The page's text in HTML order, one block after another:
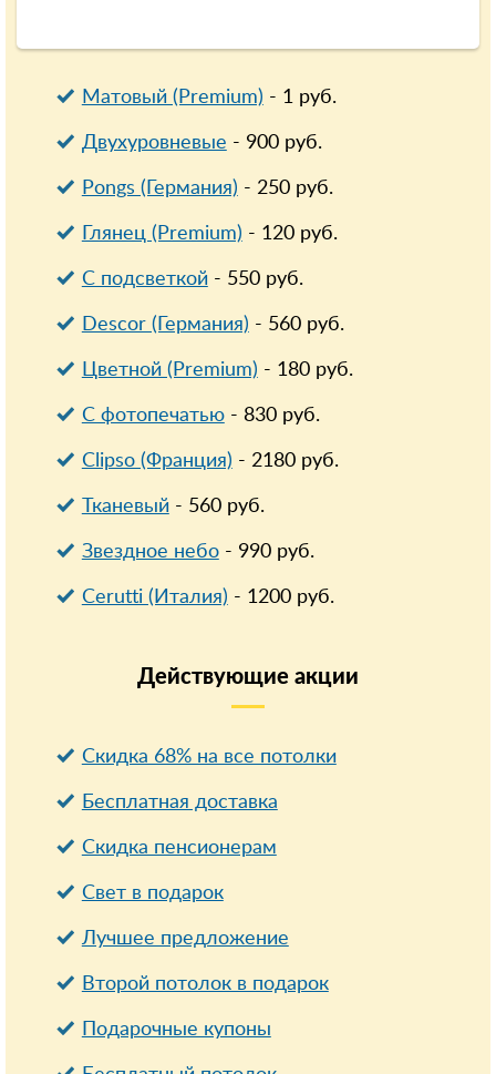
Матовый (Premium) - 1руб.
Двухуровневые - 900руб.
Pongs (Германия) - 250руб.
Глянец (Premium) - 120руб.
С подсветкой- 550руб.
Descor (Германия) - 560руб.
Цветной (Premium) - 180руб.
С фотопечатью- 830руб.
Clipso (Франция) - 2180руб.
Тканевый- 560руб.
Звездное небо- 990руб.
Cerutti (Италия) - 1200руб.
Действующие акции
Скидка 68% на все потолки
Бесплатная доставка
Cкидка пенсионерам
Свет в подарок
Лучшее предложение
Второй потолок в подарок
Подарочные купоны